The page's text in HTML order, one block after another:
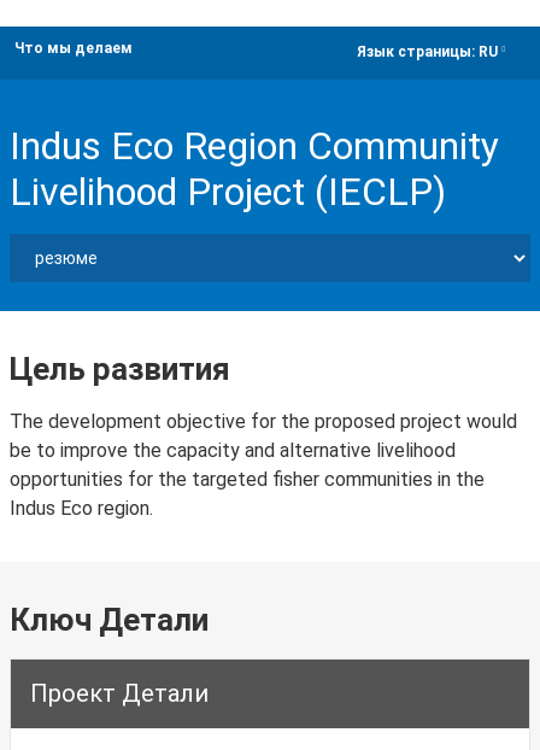
Что мы делаем Язык страницы: RU
Indus Eco Region Community
Livelihood Project (IECLP)
Цель развития
The development objective for the proposed project would
be to improve the capacity and alternative livelihood
opportunities for the targeted fisher communities in the
Indus Eco region.
Ключ Детали
Проект Детали